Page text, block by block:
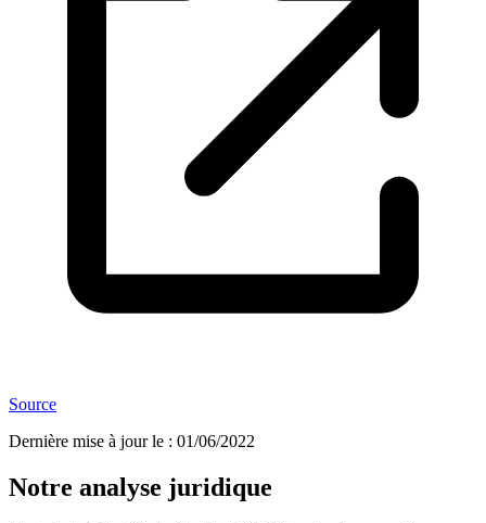
Source
Dernière mise à jour le : 01/06/2022
Notre analyse juridique